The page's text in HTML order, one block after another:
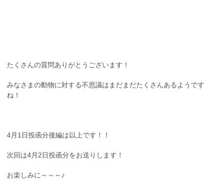
たくさんの質問ありがとうございます！
みなさまの動物に対する不思議はまだまだたくさんあるようです
ね！
4月1日投函分後編は以上です！！
次回は4月2日投函分をお送りします！
お楽しみに～～～♪